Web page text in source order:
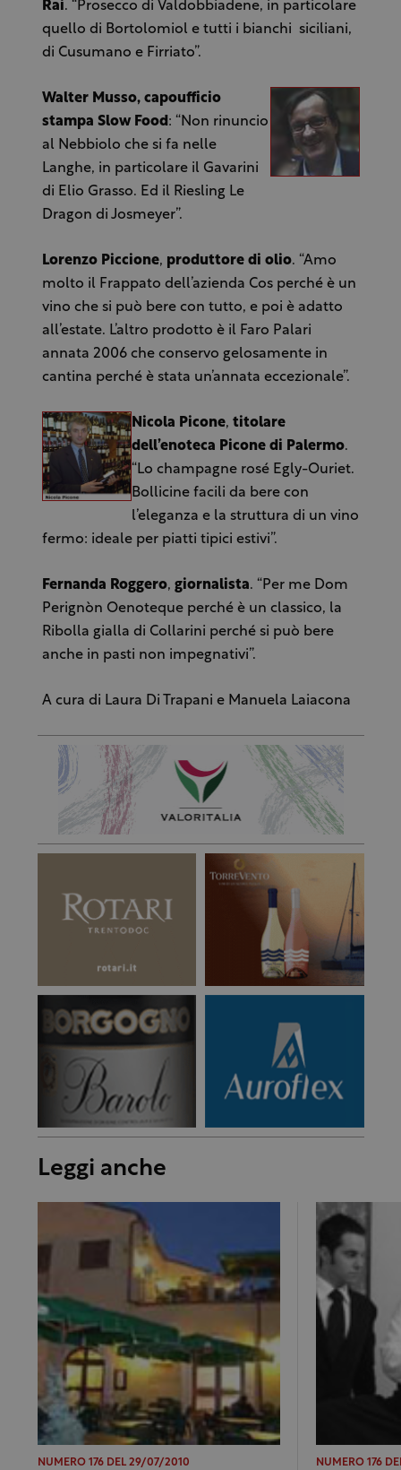
Rai. “Prosecco di Valdobbiadene, in particolare
quello di Bortolomiol e tutti i bianchi siciliani,
di Cusumano e Firriato”.
Walter Musso, capoufficio
stampa Slow Food : “Non rinuncio
al Nebbiolo che si fa nelle
Langhe, in particolare il Gavarini
di Elio Grasso. Ed il Riesling Le
Dragon di Josmeyer”.
Lorenzo Piccione, produttore di olio. “Amo
molto il Frappato dell’azienda Cos perché è un
vino che si può bere con tutto, e poi è adatto
all’estate. L’altro prodotto è il Faro Palari
annata 2006 che conservo gelosamente in
cantina perché è stata un’annata eccezionale”.
Nicola Picone, titolare
dell’enoteca Picone di Palermo.
“Lo champagne rosé Egly-Ouriet.
Bollicine facili da bere con
l’eleganza e la struttura di un vino
fermo: ideale per piatti tipici estivi”.
Fernanda Roggero, giornalista. “Per me Dom
Perignòn Oenoteque perché è un classico, la
Ribolla gialla di Collarini perché si può bere
anche in pasti non impegnativi”.
A cura di Laura Di Trapani e Manuela Laiacona
Leggi anche
NUMERO 176 DEL 29/07/2010 NUMERO 176